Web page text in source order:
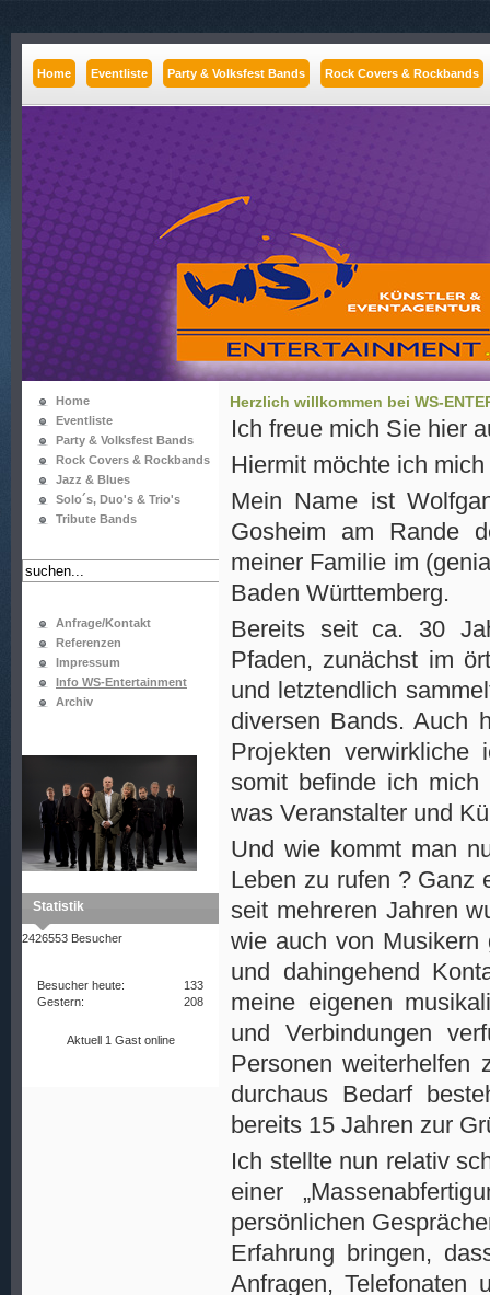
Home Eventliste Party & Volksfest Bands Rock Covers & Rockbands
Home
Eventliste
Party & Volksfest Bands
Rock Covers & Rockbands
Jazz & Blues
Solo´s, Duo's & Trio's
Tribute Bands
Anfrage/Kontakt
Referenzen
Impressum
Info WS-Entertainment
Archiv
Statistik
2426553 Besucher
Besucher heute:
133
Gestern:
208
Aktuell 1 Gast online
Herzlich willkommen bei WS-
Ich freue mich Sie hier
Hiermit möchte ich
Mein Name ist
Gosheim am Rande
meiner Familie im
Baden Württemberg.
Bereits seit ca. 30
Pfaden, zunächst im
und letztendlich
diversen Bands. Auch
Projekten
somit befinde ich
was Veranstalter und
Und wie kommt man
Leben zu rufen ? Ganz
seit mehreren Jahren
wie auch von
und dahingehend
meine eigenen
und Verbindungen
Personen weiterhelfen
durchaus Bedarf
bereits 15 Jahren zur
Ich stellte nun relativ
einer
persönlichen
Erfahrung bringen,
Anfragen, Telefonaten